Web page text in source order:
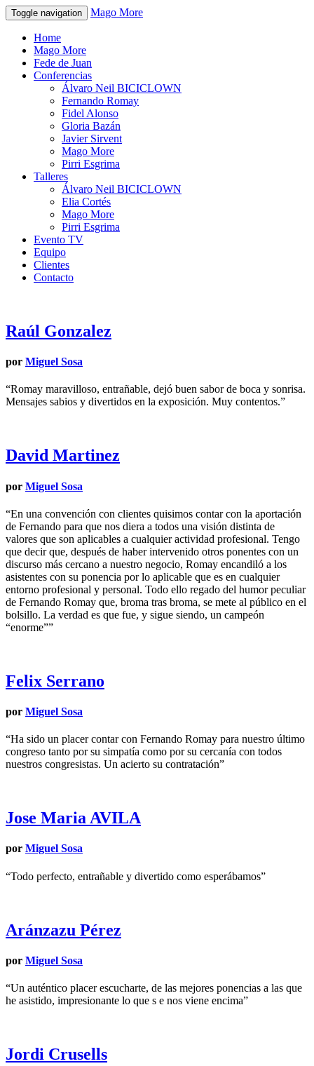
Toggle navigation Mago More
Home
Mago More
Fede de Juan
Conferencias
Álvaro Neil BICICLOWN
Fernando Romay
Fidel Alonso
Gloria Bazán
Javier Sirvent
Mago More
Pirri Esgrima
Talleres
Álvaro Neil BICICLOWN
Elia Cortés
Mago More
Pirri Esgrima
Evento TV
Equipo
Clientes
Contacto
Raúl Gonzalez
por Miguel Sosa
“Romay maravilloso, entrañable, dejó buen sabor de boca y sonrisa.
Mensajes sabios y divertidos en la exposición. Muy contentos.”
David Martinez
por Miguel Sosa
“En una convención con clientes quisimos contar con la aportación
de Fernando para que nos diera a todos una visión distinta de
valores que son aplicables a cualquier actividad profesional. Tengo
que decir que, después de haber intervenido otros ponentes con un
discurso más cercano a nuestro negocio, Romay encandiló a los
asistentes con su ponencia por lo aplicable que es en cualquier
entorno profesional y personal. Todo ello regado del humor peculiar
de Fernando Romay que, broma tras broma, se mete al público en el
bolsillo. La verdad es que fue, y sigue siendo, un campeón
“enorme””
Felix Serrano
por Miguel Sosa
“Ha sido un placer contar con Fernando Romay para nuestro último
congreso tanto por su simpatía como por su cercanía con todos
nuestros congresistas. Un acierto su contratación”
Jose Maria AVILA
por Miguel Sosa
“Todo perfecto, entrañable y divertido como esperábamos”
Aránzazu Pérez
por Miguel Sosa
“Un auténtico placer escucharte, de las mejores ponencias a las que
he asistido, impresionante lo que s e nos viene encima”
Jordi Crusells